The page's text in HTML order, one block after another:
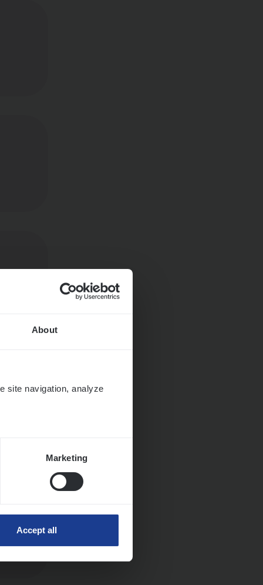
About
site navigation, analyze
Marketing
Accept all